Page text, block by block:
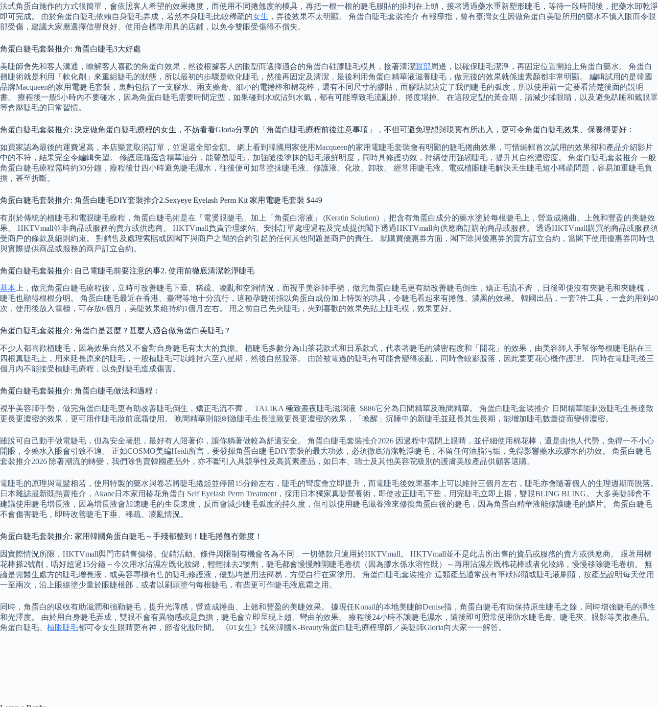
法式角蛋白施作的方式很簡單，會依照客人希望的效果捲度，而使用不同捲翹度的模具，再把一根一根的睫毛服貼的排列在上頭，接著透過藥水重新塑形睫毛，等待一段時間後，把藥水卸乾淨
即可完成。 由於角蛋白睫毛依賴自身睫毛弄成，若然本身睫毛比較稀疏的女生 ，弄後效果不太明顯。 角蛋白睫毛套裝推介 有報導指，曾有臺灣女生因做角蛋白美睫所用的藥水不慎入眼而令眼
部受傷，建議大家應選擇信譽良好、使用合標準用具的店鋪，以免令雙眼受傷得不償失。
角蛋白睫毛套裝推介: 角蛋白睫毛3大好處
美睫師會先和客人溝通，瞭解客人喜歡的角蛋白效果，然後根據客人的眼型而選擇適合的角蛋白硅膠睫毛模具，接著清潔眼部周邊，以確保睫毛潔淨，再固定位置開始上角蛋白藥水。 角蛋白
翹睫術就是利用「軟化劑」來重組睫毛的狀態，所以最初的步驟是軟化睫毛，然後再固定及清潔，最後利用角蛋白精華液滋養睫毛，做完後的效果就係連素顏都非常明顯。 編輯試用的是韓國
品牌Macqueen的家用電睫毛套裝，裏麪包括了一支膠水、兩支藥膏、細小的電捲棒和棉花棒，還有不同尺寸的膠貼，而膠貼就決定了我們睫毛的弧度，所以使用前一定要看清楚後面的説明
書。 療程後一般5小時內不要碰水，因為角蛋白睫毛需要時間定型，如果碰到水或沾到水氣，都有可能導致毛流亂掉、捲度塌掉。 在這段定型的黃金期，請減少揉眼睛，以及避免趴睡和戴眼罩
等會壓睫毛的日常習慣。
角蛋白睫毛套裝推介: 決定做角蛋白睫毛療程的女生，不妨看看Gloria分享的「角蛋白睫毛療程前後注意事項」，不但可避免理想與現實有所出入，更可令角蛋白睫毛效果、保養得更好：
如買家認為最後的運費過高，本店樂意取消訂單，並退還全部金額。 網上看到韓國用家使用Macqueen的家用電睫毛套裝會有明顯的睫毛捲曲效果，可惜編輯首次試用的效果卻和產品介紹影片
中的不符，結果完全令編輯失望。 修護底霜蘊含精華油分，能豐盈睫毛，加強隨後塗抹的睫毛液鮮明度，同時具修護功效，持續使用強韌睫毛，提升其自然濃密度。 角蛋白睫毛套裝推介 一般
角蛋白睫毛療程需時約30分鐘，療程後廿四小時避免睫毛濕水，往後便可如常塗抹睫毛液、修護液、化妝、卸妝。 經常用睫毛液、電或植眼睫毛解決天生睫毛短小稀疏問題，容易加重睫毛負
擔，甚至折斷。
角蛋白睫毛套裝推介: 角蛋白睫毛DIY套裝推介2.Sexyeye Eyelash Perm Kit 家用電睫毛套裝 $449
有別於傳統的植睫毛和電眼睫毛療程，角蛋白睫毛術是在「電燙眼睫毛」加上「角蛋白溶液」 (Keratin Solution) ，把含有角蛋白成分的藥水塗於每根睫毛上，營造成捲曲、上翹和豐盈的美睫效
果。 HKTVmall並非商品或服務的賣方或供應商。 HKTVmall負責管理網站、安排訂單處理過程及完成提供閣下透過HKTVmall向供應商訂購的商品或服務。 透過HKTVmall購買的商品或服務須
受商戶的條款及細則約束。 對銷售及處理索賠或因閣下與商戶之間的合約引起的任何其他問題是商戶的責任。 就購買優惠券方面，閣下除與優惠券的賣方訂立合約，當閣下使用優惠券同時也
與實際提供商品或服務的商戶訂立合約。
角蛋白睫毛套裝推介: 自己電睫毛前要注意的事2. 使用前徹底清潔乾淨睫毛
基本 上，做完角蛋白睫毛療程後，立時可改善睫毛下垂、稀疏、凌亂和空洞情況，而視乎美容師手勢，做完角蛋白睫毛更有助改善睫毛倒生，矯正毛流不齊 ，日後即使沒有夾睫毛和夾睫梳，
睫毛也顯得根根分明。 角蛋白睫毛最近在香港、臺灣等地十分流行，這種孕睫術指以角蛋白成份加上特製的功具，令睫毛看起來有捲翹、濃黑的效果。 韓國出品，一套7件工具，一盒約用到40
次，使用後放入雪櫃，可存放6個月，美睫效果維持約1個月左右。 用之前自己先夾睫毛，夾到喜歡的效果先貼上睫毛模，效果更好。
角蛋白睫毛套裝推介: 角蛋白是甚麼？甚麼人適合做角蛋白美睫毛？
不少人都喜歡植睫毛，因為效果自然又不會對自身睫毛有太大的負擔。 植睫毛多數分為山茶花款式和日系款式，代表著睫毛的濃密程度和「開花」的效果，由美容師人手幫你每根睫毛貼在三
四根真睫毛上，用來延長原來的睫毛，一般植睫毛可以維持六至八星期，然後自然脫落。 由於被電過的睫毛有可能會變得凌亂，同時會較影脫落，因此要更花心機作護理。 同時在電睫毛後三
個月內不能接受植睫毛療程，以免對睫毛造成傷害。
角蛋白睫毛套裝推介: 角蛋白睫毛做法和過程：
視乎美容師手勢，做完角蛋白睫毛更有助改善睫毛倒生，矯正毛流不齊 。 TALIKA 極致晝夜睫毛滋潤液 $886它分為日間精華及晚間精華。 角蛋白睫毛套裝推介 日間精華能刺激睫毛生長達致
更長更濃密的效果，更可用作睫毛妝前底霜使用。 晚間精華則能刺激睫毛生長達致更長更濃密的效果，「喚醒」沉睡中的新睫毛並延長其生長期，能增加睫毛數量從而變得濃密。
雖說可自己動手做電睫毛，但為安全著想，最好有人陪著你，讓你躺著做較為舒適安全。 角蛋白睫毛套裝推介2026 因過程中需閉上眼睛，並仔細使用棉花棒，還是由他人代勞，免得一不小心
開眼，令藥水入眼會引致不適。 正如COSMO美編Heidi所言，要發揮角蛋白睫毛DIY套裝的最大功效，必須徹底清潔乾淨睫毛，不留任何油脂污垢，免得影響藥水或膠水的功效。 角蛋白睫毛
套裝推介2026 除著潮流的轉變，我們除售賣韓國產品外，亦不斷引入具競爭性及高質素產品，如日本、瑞士及其他美容院級別的護膚美妝產品供顧客選購。
電睫毛的原理與電髮相若，使用特製的藥水與卷芯將睫毛捲起並停留15分鐘左右，睫毛的彎度會立即提升，而電睫毛後效果基本上可以維持三個月左右，睫毛亦會隨著個人的生理週期而脫落。
日本雜誌最新既熱賣推介， Akane日本家用椿花角蛋白 Self Eyelash Perm Treatment，採用日本獨家真睫營養術，即使改正睫毛下垂，用完睫毛立即上揚，雙眼BLING BLING。 大多美睫師會不
建議使用睫毛增長液，因為增長液會加速睫毛的生長速度，反而會減少睫毛弧度的持久度，但可以使用睫毛滋養液來修復角蛋白後的睫毛，因為角蛋白精華液能修護睫毛的鱗片。 角蛋白睫毛
不會傷害睫毛，即時改善睫毛下垂、稀疏、凌亂情況。
角蛋白睫毛套裝推介: 家用韓國角蛋白睫毛～手殘都整到！睫毛捲翹冇難度！
因實際情況所限﹐HKTVmall與門市銷售價格、促銷活動、條件與限制有機會各為不同﹐一切條款只適用於HKTVmall。 HKTVmall並不是此店所出售的貨品或服務的賣方或供應商。 跟著用棉
花棒搽2號劑，唔好超過15分鐘～今次用水沾濕左既化妝綿，輕輕抺去2號劑，睫毛都會慢慢離開睫毛卷槓（因為膠水係水溶性既）～再用沾濕左既棉花棒或者化妝綿，慢慢移除睫毛卷槓。 無
論是需醫生處方的睫毛增長液，或美容專櫃有售的睫毛修護液，優點均是用法簡易，方便自行在家塗用。 角蛋白睫毛套裝推介 這類產品通常設有筆狀掃頭或睫毛液刷頭，按產品說明每天使用
一至兩次，沿上眼線塗少量於眼睫根部，或者以刷頭塗勻每根睫毛，有些更可作睫毛液底霜之用。
同時，角蛋白的吸收有助滋潤和強勒睫毛，提升光澤感，營造成捲曲、上翹和豐盈的美睫效果。 據現任Konail的本地美睫師Denise指，角蛋白睫毛有助保持原生睫毛之餘，同時增強睫毛的彈性
和光澤度。 由於用自身睫毛弄成，雙眼不會有異物感或是負擔，睫毛會立即呈現上翹、彎曲的效果。 療程後24小時不讓睫毛濕水，隨後即可照常使用防水睫毛膏、睫毛夾、眼影等美妝產品。
角蛋白睫毛、 植眼睫毛都可令女生眼睛更有神，節省化妝時間。 《01女生》找來韓國K-Beauty角蛋白睫毛療程導師／美睫師Gloria向大家一一解答。